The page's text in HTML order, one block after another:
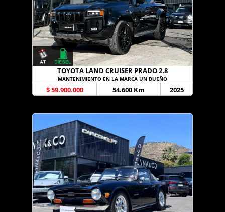
TOYOTA LAND CRUISER PRADO 2.8
MANTENIMIENTO EN LA MARCA UN DUEÑO
$ 59.900.000 54.600 Km 2025